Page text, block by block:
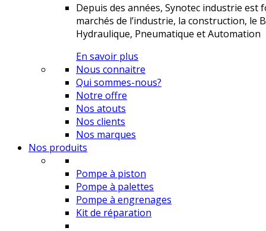
Depuis des années, Synotec industrie
marchés de l’industrie, la construction, le
Hydraulique, Pneumatique et Automation
En savoir plus
Nous connaitre
Qui sommes-nous?
Notre offre
Nos atouts
Nos clients
Nos marques
Nos produits
Pompe à piston
Pompe à palettes
Pompe à engrenages
Kit de réparation